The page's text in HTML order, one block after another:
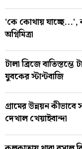
'কে কোথায় যাচ্ছে...',
অগ্নিমিত্রা
টালা ব্রিজে
যুবকের স্টান্টবাজি
গ্রামের উন্নয়ন
দেখাল খেয়াইবান্দা